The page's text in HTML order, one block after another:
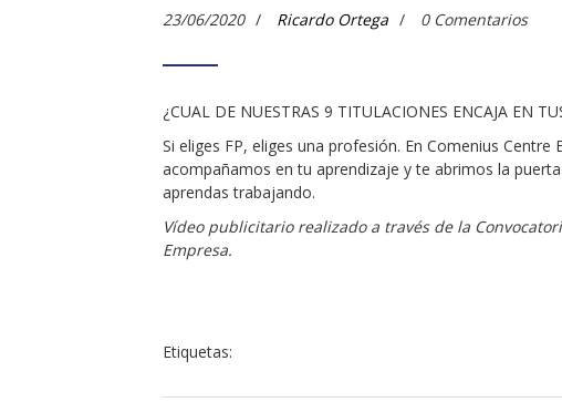
23/06/2020 / Ricardo Ortega / 0 Comentarios
¿CUAL DE NUESTRAS 9 TITULACIONES ENCAJA EN
Si eliges FP, eliges una profesión. En Comenius
acompañamos en tu aprendizaje y te abrimos la
aprendas trabajando.
Vídeo publicitario realizado a través de la
Empresa.
Etiquetas: